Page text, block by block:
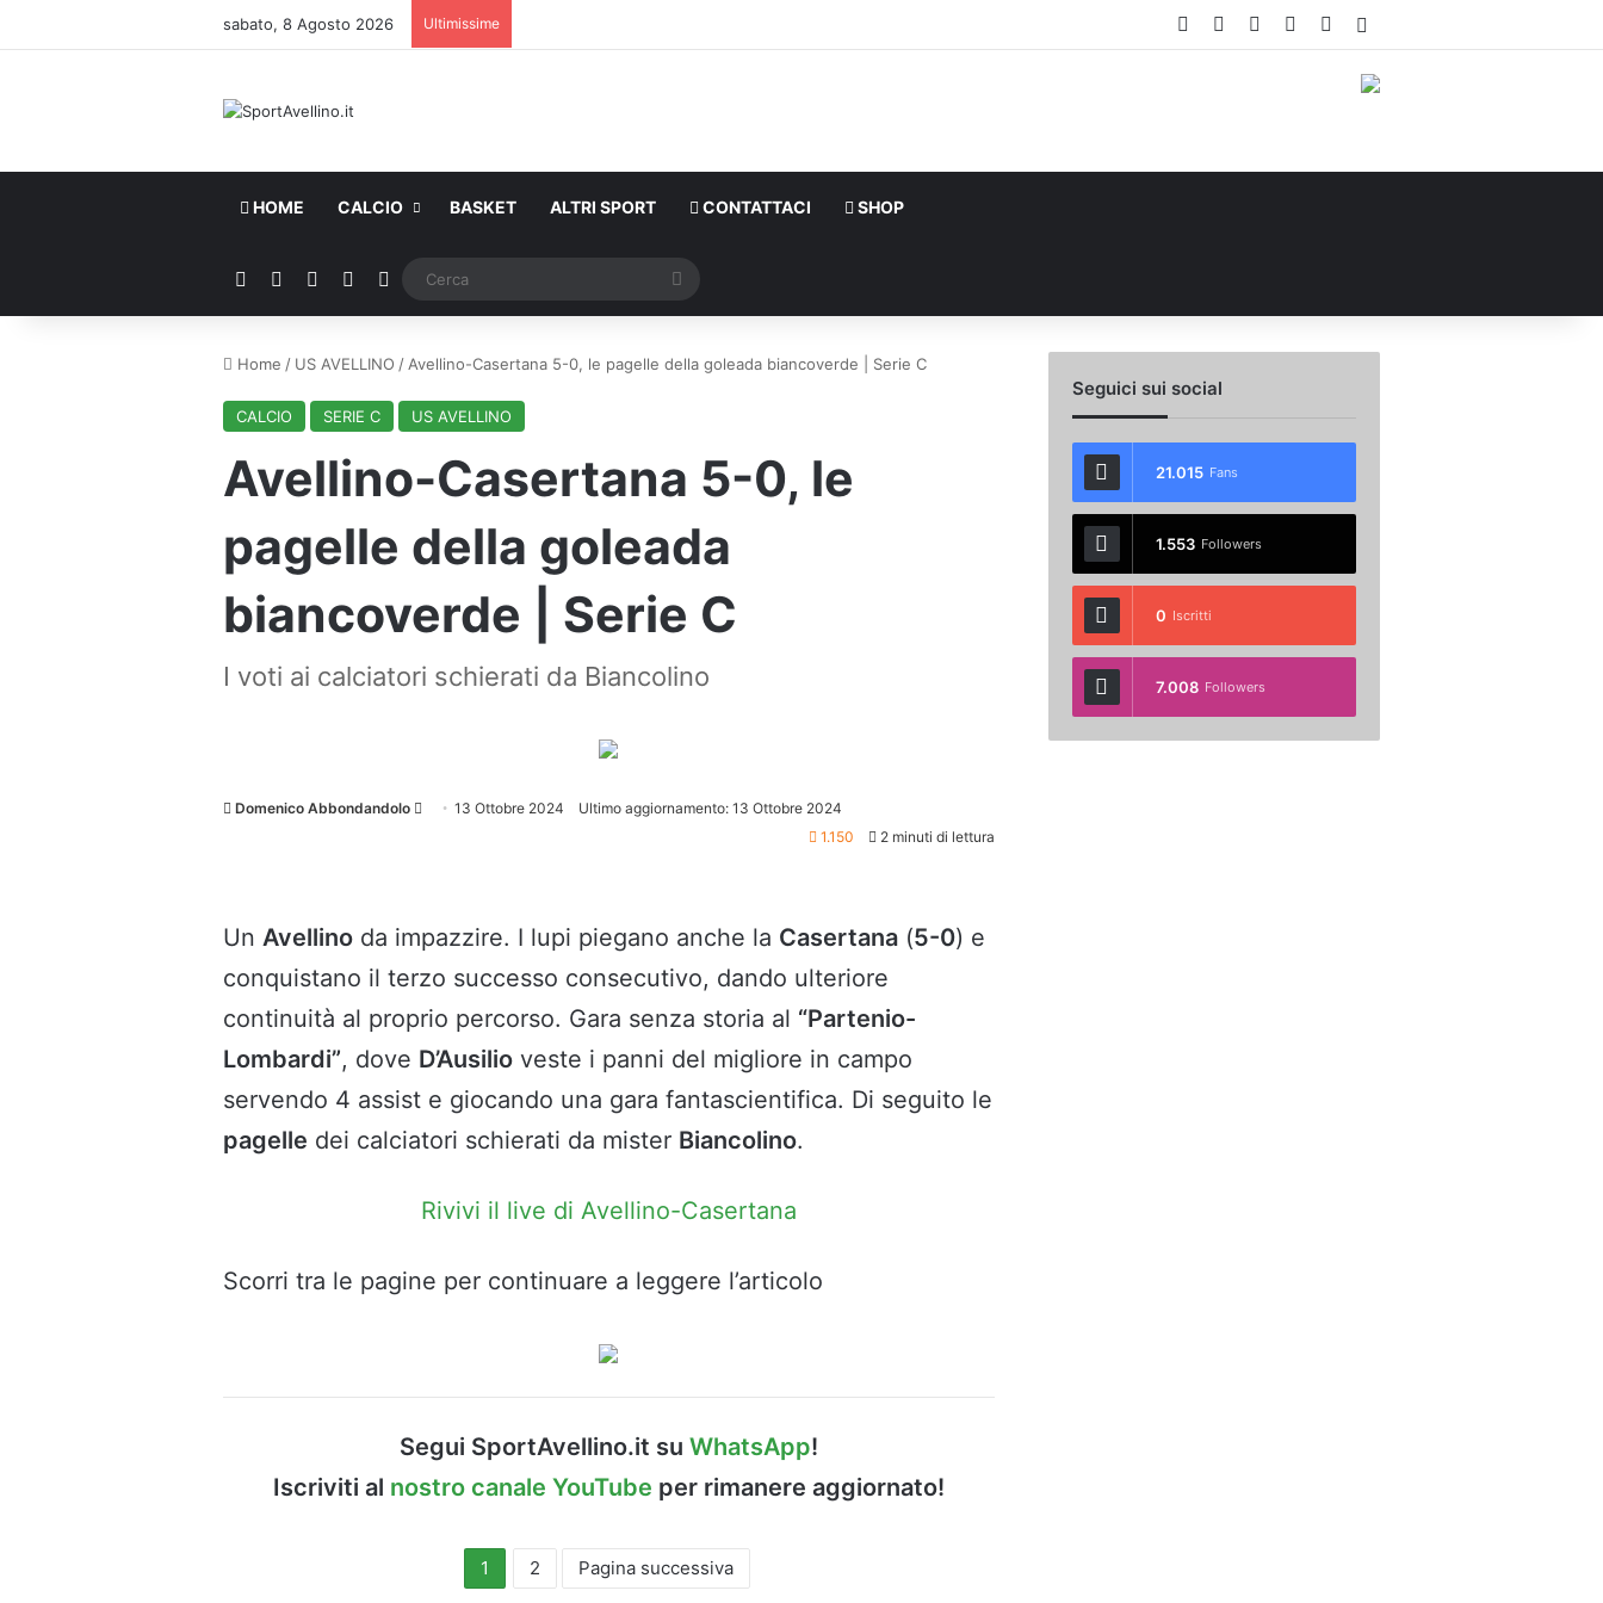
sabato, 8 Agosto 2026 Ultimissime Facebook You TubeInstagramWhatsApp
HOME CALCIO BASKET ALTRI SPORT CONTATTACI SHOP
Facebook You TubeInstagram
WhatsApp Cerca
Home / US AVELLINO / Avellino-Casertana 5-0, le pagelle della goleada biancoverde | Serie C
CALCIO SERIE C US AVELLINO
Avellino-Casertana 5-0, le
pagelle della goleada
biancoverde | Serie C
I voti ai calciatori schierati da Biancolino
Domenico Abbondandolo
Invia 13 Ottobre 2024
Ultimo aggiornamento: 13 Ottobre 2024
1.150
2 minuti di lettura
Un Avellino da impazzire. I lupi piegano anche la Casertana (5-0) e
conquistano il terzo successo consecutivo, dando ulteriore
continuità al proprio percorso. Gara senza storia al “Partenio-
Lombardi”, dove D’Ausilio veste i panni del migliore in campo
servendo 4 assist e giocando una gara fantascientifica. Di seguito le
pagelle dei calciatori schierati da mister Biancolino.
Rivivi il live di Avellino-Casertana
Scorri tra le pagine per continuare a leggere l’articolo
Segui SportAvellino.it su WhatsApp!
Iscriviti al nostro canale YouTube per rimanere aggiornato!
1 2 Pagina successiva
Seguici sui social
21.015 Fans
1.553 Followers
0 Iscritti
7.008 Followers